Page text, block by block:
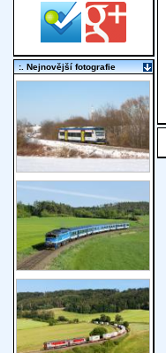
:. Nejnovější fotografie